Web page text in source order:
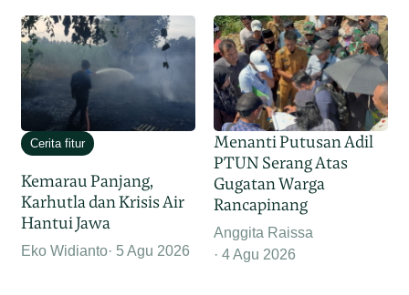
Cerita fitur
Kemarau Panjang,
Karhutla dan Krisis Air
Hantui Jawa
Eko Widianto 5 Agu 2026
Menanti Putusan Adil
PTUN Serang Atas
Gugatan Warga
Rancapinang
Anggita Raissa
4 Agu 2026